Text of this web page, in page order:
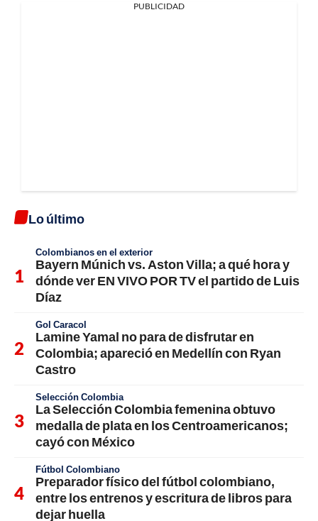
PUBLICIDAD
Lo último
Colombianos en el exterior
Bayern Múnich vs. Aston Villa; a qué hora y
dónde ver EN VIVO POR TV el partido de Luis
Díaz
Gol Caracol
Lamine Yamal no para de disfrutar en
Colombia; apareció en Medellín con Ryan
Castro
Selección Colombia
La Selección Colombia femenina obtuvo
medalla de plata en los Centroamericanos;
cayó con México
Fútbol Colombiano
Preparador físico del fútbol colombiano,
entre los entrenos y escritura de libros para
dejar huella